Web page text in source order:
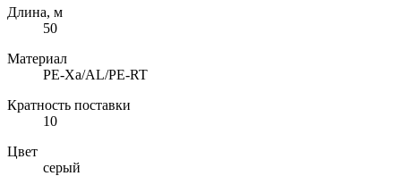
Длина, м
50
Материал
PE-Xa/AL/PE-RT
Кратность поставки
10
Цвет
серый